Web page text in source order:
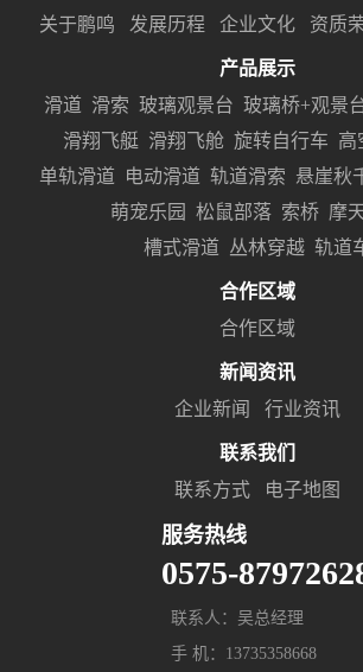
关于鹏鸣
发展历程 企业文化 资质
产品展示
滑道 滑索 玻璃观景台 玻璃桥+观景
滑翔飞艇 滑翔飞舱 旋转自行车 高
单轨滑道
电动滑道 轨道滑索 悬崖秋
萌宠乐园
松鼠部落 索桥 摩
槽式滑道 丛林穿越 轨道
合作区域
合作区域
新闻资讯
企业新闻
行业资讯
联系我们
联系方式
电子地图
服务热线
0575-
联系人：吴总经理
手 机：13735358668